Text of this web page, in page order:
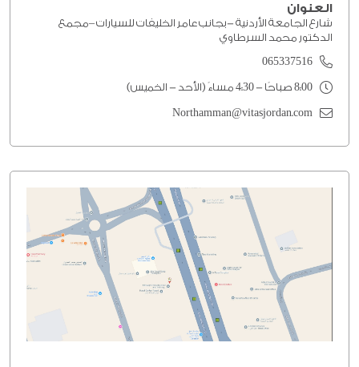
العنوان
شارع الجامعة الأردنية -بجانب عامر الخليفات للسيارات –مجمع
الدكتور محمد السرطاوي
065337516
8:00 صباحًا - 4:30 مساءً (الأحد - الخميس)
Northamman@vitasjordan.com